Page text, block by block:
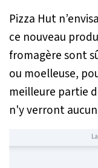
Pizza Hut
ce nouveau
fromagère sont
ou moelleuse,
meilleure partie
n'y verront